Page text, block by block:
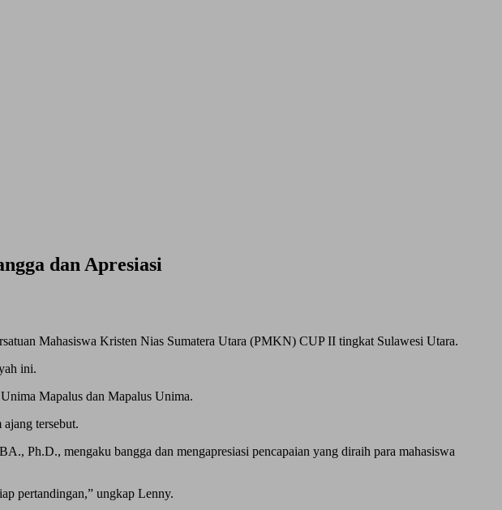
dan Apresiasi
Mahasiswa Kristen Nias Sumatera Utara (PMKN) CUP II tingkat Sulawesi Utara.
ini.
Mapalus dan Mapalus Unima.
tersebut.
Ph.D., mengaku bangga dan mengapresiasi pencapaian yang diraih para mahasiswa
pertandingan,” ungkap Lenny.